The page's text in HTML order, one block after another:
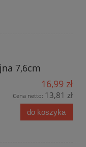
7,6cm
16,99 zł
Cena netto: 13,81 zł
do koszyka